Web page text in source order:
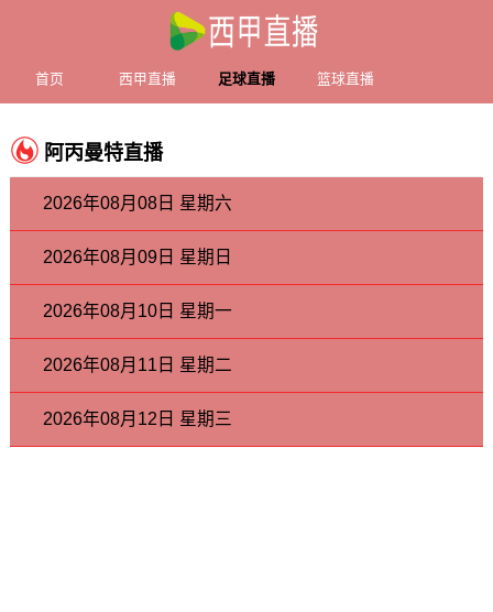
首页 西甲直播 足球直播 篮球直播
阿丙曼特直播
2026年08月08日 星期六
2026年08月09日 星期日
2026年08月10日 星期一
2026年08月11日 星期二
2026年08月12日 星期三